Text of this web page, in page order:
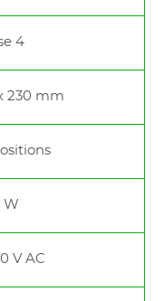
4
230 mm
W
V AC